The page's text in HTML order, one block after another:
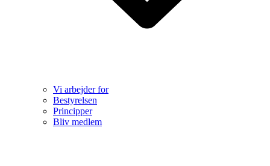
Vi arbejder for
Bestyrelsen
Principper
Bliv medlem